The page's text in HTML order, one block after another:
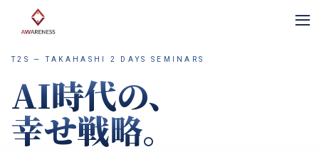
≡
T2S — TAKAHASHI 2 DAYS SEMINARS
AI時代の、
幸せ戦略。